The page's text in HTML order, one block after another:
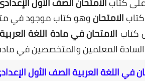
الامتحانوهو كتاب موجود في
كتاب الامتحان في مادة اللغة
المعلمين والمتخصصين في
في اللغة العربية الصف الأول الإعدادى